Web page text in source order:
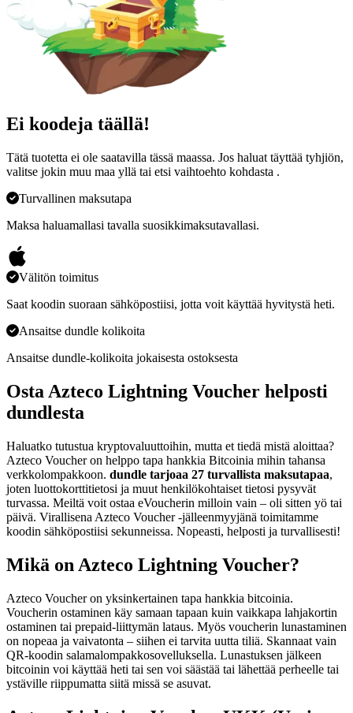
Ei koodeja täällä!
Tätä tuotetta ei ole saatavilla tässä maassa. Jos haluat täyttää tyhjiön,
valitse jokin muu maa yllä tai etsi vaihtoehto kohdasta .
Turvallinen maksutapa
Maksa haluamallasi tavalla suosikkimaksutavallasi.
Välitön toimitus
Saat koodin suoraan sähköpostiisi, jotta voit käyttää hyvitystä heti.
Ansaitse dundle kolikoita
Ansaitse dundle-kolikoita jokaisesta ostoksesta
Osta Azteco Lightning Voucher helposti
dundlesta
Haluatko tutustua kryptovaluuttoihin, mutta et tiedä mistä aloittaa?
Azteco Voucher on helppo tapa hankkia Bitcoinia mihin tahansa
verkkolompakkoon. dundle tarjoaa 27 turvallista maksutapaa,
joten luottokorttitietosi ja muut henkilökohtaiset tietosi pysyvät
turvassa. Meiltä voit ostaa eVoucherin milloin vain – oli sitten yö tai
päivä. Virallisena Azteco Voucher -jälleenmyyjänä toimitamme
koodin sähköpostiisi sekunneissa. Nopeasti, helposti ja turvallisesti!
Mikä on Azteco Lightning Voucher?
Azteco Voucher on yksinkertainen tapa hankkia bitcoinia.
Voucherin ostaminen käy samaan tapaan kuin vaikkapa lahjakortin
ostaminen tai prepaid-liittymän lataus. Myös voucherin lunastaminen
on nopeaa ja vaivatonta – siihen ei tarvita uutta tiliä. Skannaat vain
QR-koodin salamalompakkosovelluksella. Lunastuksen jälkeen
bitcoinin voi käyttää heti tai sen voi säästää tai lähettää perheelle tai
ystäville riippumatta siitä missä se asuvat.